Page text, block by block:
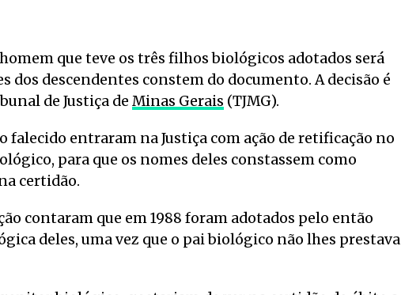
que teve os três filhos biológicos adotados será
dos descendentes constem do documento. A decisão é
de Justiça de Minas Gerais (TJMG).
falecido entraram na Justiça com ação de retificação no
para que os nomes deles constassem como
certidão.
contaram que em 1988 foram adotados pelo então
deles, uma vez que o pai biológico não lhes prestava